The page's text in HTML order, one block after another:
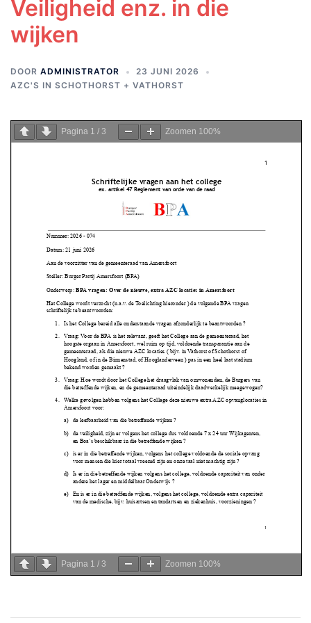
Veiligheid enz. in die
wijken
DOOR ADMINISTRATOR
23 JUNI 2026
AZC'S IN SCHOTHORST + VATHORST
Pagina 1 / 3 Zoomen 100%
Pagina 1 / 3 Zoomen 100%